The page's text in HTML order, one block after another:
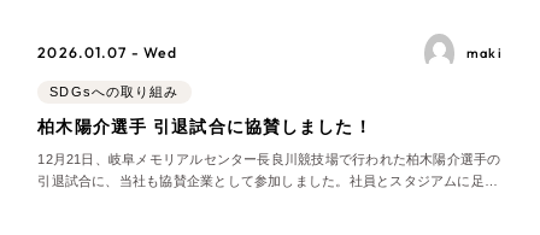
2026.01.07 - Wed maki
SDGsへの取り組み
柏木陽介選手 引退試合に協賛しました！
12月21日、岐阜メモリアルセンター長良川競技場で行われた柏木陽介選手の
引退試合に、当社も協賛企業として参加しました。社員とスタジアムに足を